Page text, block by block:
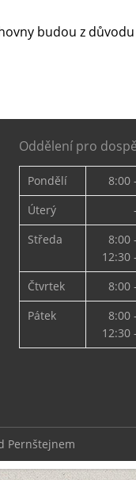
budou z
Oddělení pro
Pondělí
8:00
Úterý
-
Středa
8:00
12:30
Čtvrtek
8:00
Pátek
8:00
12:30
Pernštejnem